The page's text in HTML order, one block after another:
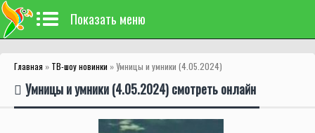
Показать меню
Главная » ТВ-шоу новинки » Умницы и умники (4.05.2024)
Умницы и умники (4.05.2024) смотреть онлайн